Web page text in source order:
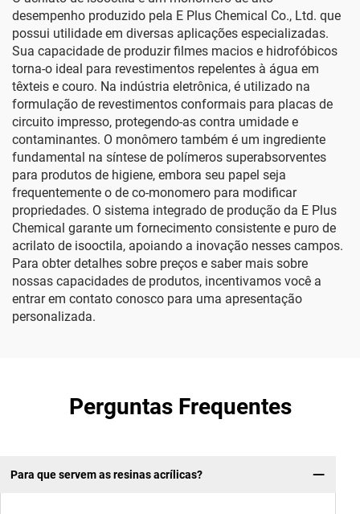
desempenho produzido pela E Plus Chemical Co., Ltd. que
possui utilidade em diversas aplicações especializadas.
Sua capacidade de produzir filmes macios e hidrofóbicos
torna-o ideal para revestimentos repelentes à água em
têxteis e couro. Na indústria eletrônica, é utilizado na
formulação de revestimentos conformais para placas de
circuito impresso, protegendo-as contra umidade e
contaminantes. O monômero também é um ingrediente
fundamental na síntese de polímeros superabsorventes
para produtos de higiene, embora seu papel seja
frequentemente o de co-monomero para modificar
propriedades. O sistema integrado de produção da E Plus
Chemical garante um fornecimento consistente e puro de
acrilato de isooctila, apoiando a inovação nesses campos.
Para obter detalhes sobre preços e saber mais sobre
nossas capacidades de produtos, incentivamos você a
entrar em contato conosco para uma apresentação
personalizada.
Perguntas Frequentes
Para que servem as resinas acrílicas?